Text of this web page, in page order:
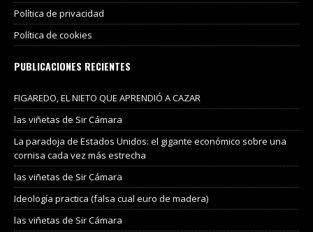
Política de privacidad
Política de cookies
PUBLICACIONES RECIENTES
FIGAREDO, EL NIETO QUE APRENDIÓ A CAZAR
las viñetas de Sir Cámara
La paradoja de Estados Unidos: el gigante económico sobre una
cornisa cada vez más estrecha
las viñetas de Sir Cámara
Ideología practica (falsa cual euro de madera)
las viñetas de Sir Cámara